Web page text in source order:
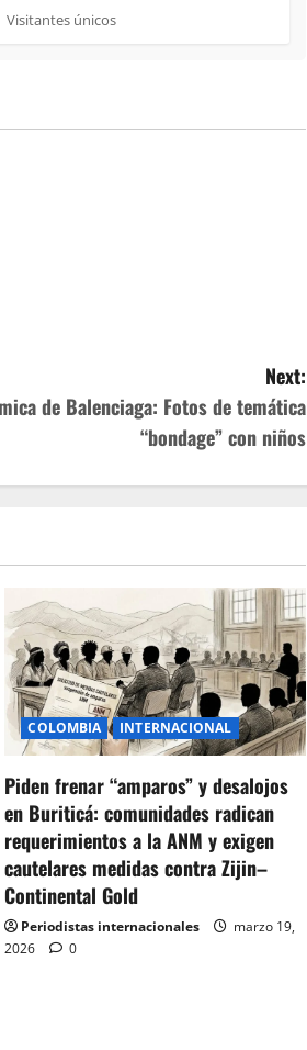
Visitantes únicos
Next:
de Balenciaga: Fotos de temática
“bondage” con niños
COLOMBIA INTERNACIONAL
Piden frenar “amparos” y desalojos
en Buriticá: comunidades radican
requerimientos a la ANM y exigen
cautelares medidas contra Zijin–
Continental Gold
Periodistas internacionales
marzo 19,
2026
0